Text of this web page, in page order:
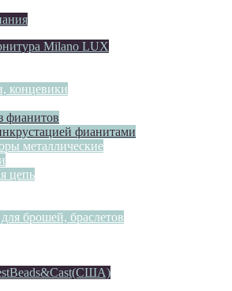
Milano LUX
концевики
фианитов
фианитами
металлические
цепь
брошей, браслетов